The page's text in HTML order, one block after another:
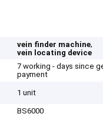
vein finder machine,
vein locating device
7 working - days since
payment
1 unit
BS6000